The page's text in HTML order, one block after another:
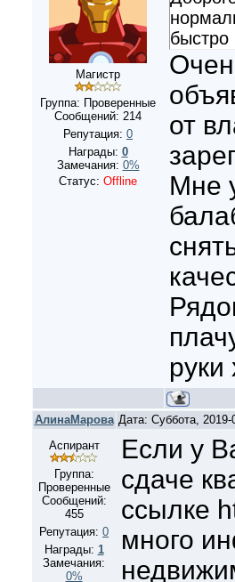
Магистр
Группа: Проверенные
Сообщений: 214
Репутация: 0
Награды: 0
Замечания: 0%
Статус: Offline
быстро
от
Мне
руки
АлинаМарова Дата: Суббота,
Аспирант
Группа:
Проверенные
Сообщений:
455
Репутация: 0
Награды: 1
Замечания:
0%
Если у
сдаче
ссылке
много